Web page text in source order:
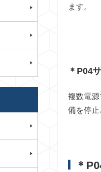
ます。
＊P04
複数電
備を停
＊